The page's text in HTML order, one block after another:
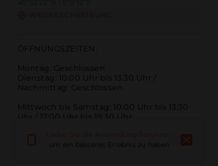
ÖFFNUNGSZEITEN:
Montag: Geschlossen
Dienstag: 10:00 Uhr bis 13:30 Uhr /
Nachmittag: Geschlossen
Mittwoch bis Samstag: 10:00 Uhr bis 13:30
Uhr / 17:00 Uhr bis 19:30 Uhr
Nachmittag: Geschlossen
um ein besseres Erlebnis zu haben